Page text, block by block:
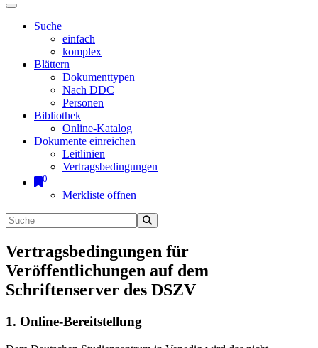
Suche
einfach
komplex
Blättern
Dokumenttypen
Nach DDC
Personen
Bibliothek
Online-Katalog
Dokumente einreichen
Leitlinien
Vertragsbedingungen
0
Merkliste öffnen
Vertragsbedingungen für
Veröffentlichungen auf dem
Schriftenserver des DSZV
1. Online-Bereitstellung